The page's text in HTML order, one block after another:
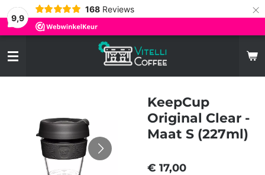
9,9
168 Reviews ×
KeepCup
Original Clear -
Maat S (227ml)
€ 17,00